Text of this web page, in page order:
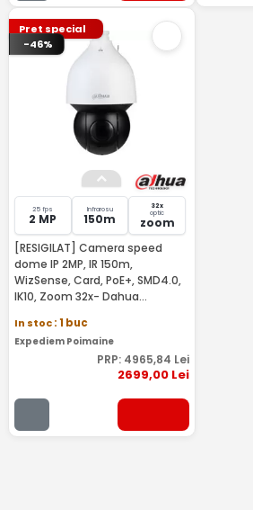
Pret special
-46%
25 fps
2 MP
Infrarosu
150m
32x
optic
zoom
[RESIGILAT] Camera speed
dome IP 2MP, IR 150m,
WizSense, Card, PoE+, SMD4.0,
IK10, Zoom 32x- Dahua
In stoc: 1 buc
Expediem Poimaine
PRP: 4965,84 Lei
2699,00Lei